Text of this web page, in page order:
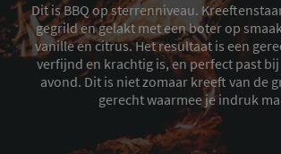
Dit is BBQ op sterrenniveau.
gegrild en gelakt met een boter op
vanille en citrus. Het resultaat is een
verfijnd en krachtig is, en perfect past bij
avond. Dit is niet zomaar kreeft van de
gerecht waarmee je indruk